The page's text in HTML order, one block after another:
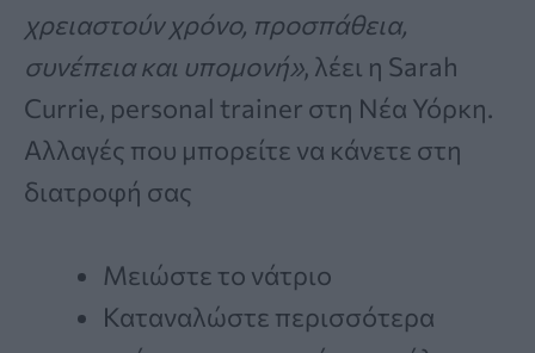
χρειαστούν χρόνο, προσπάθεια,
συνέπεια και υπομονή», λέει η Sarah
Currie, personal trainer στη Νέα Υόρκη.
Αλλαγές που μπορείτε να κάνετε στη
διατροφή σας
Μειώστε το νάτριο
Καταναλώστε περισσότερα